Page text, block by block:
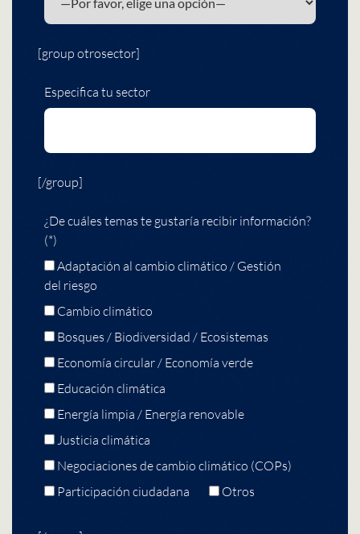
[group otrosector]
Especifica tu sector
[/group]
¿De cuáles temas te gustaría recibir información?
(*)
Adaptación al cambio climático / Gestión
del riesgo
Cambio climático
Bosques / Biodiversidad / Ecosistemas
Economía circular / Economía verde
Educación climática
Energía limpia / Energía renovable
Justicia climática
Negociaciones de cambio climático (COPs)
Participación ciudadana
Otros